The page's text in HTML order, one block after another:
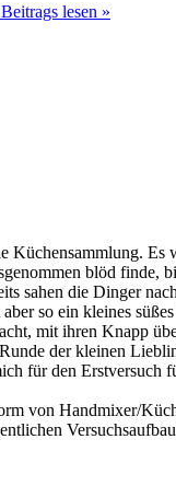
lesen »
Küchensammlung. Es
blöd finde,
sahen die Dinger
so ein kleines
mit ihren Knapp
der kleinen
für den
von Handmixer/